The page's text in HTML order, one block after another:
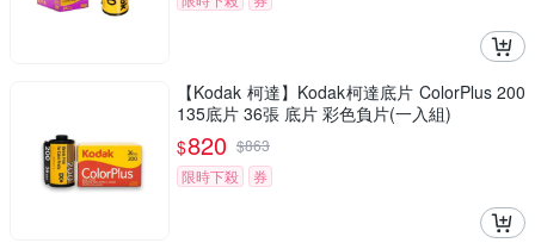
【Kodak 柯達】Kodak柯達底片 ColorPlus 200
135底片 36張 底片 彩色負片(一入組)
$820 $863
限時下殺
券